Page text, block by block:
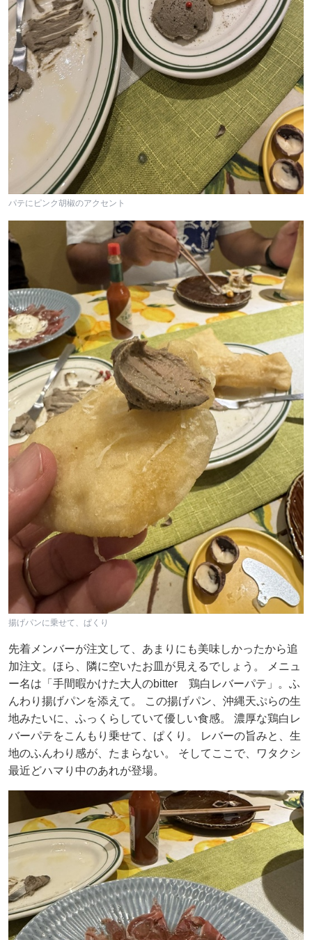
パテにピンク胡椒のアクセント
揚げパンに乗せて、ぱくり
先着メンバーが注文して、あまりにも美味しかったから追
加注文。ほら、隣に空いたお皿が見えるでしょう。 メニュ
ー名は「手間暇かけた大人のbitter 鶏白レバーパテ」。ふ
んわり揚げパンを添えて。 この揚げパン、沖縄天ぷらの生
地みたいに、ふっくらしていて優しい食感。 濃厚な鶏白レ
バーパテをこんもり乗せて、ぱくり。 レバーの旨みと、生
地のふんわり感が、たまらない。 そしてここで、ワタクシ
最近どハマり中のあれが登場。